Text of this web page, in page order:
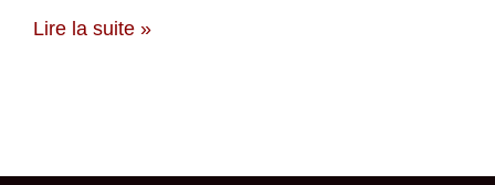
Lire la suite »